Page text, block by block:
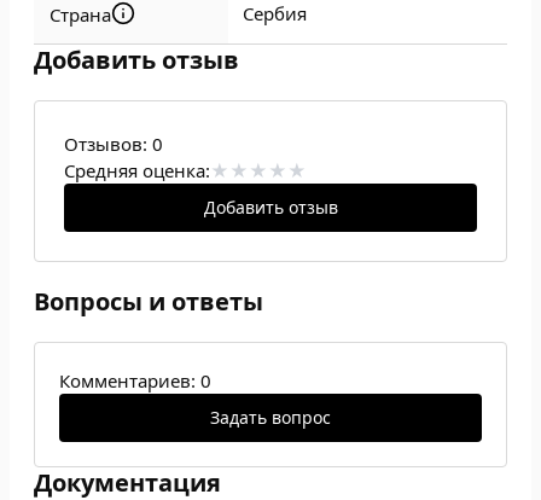
Страна Сербия
Добавить отзыв
Отзывов: 0
Средняя оценка:
Добавить отзыв
Вопросы и ответы
Комментариев: 0
Задать вопрос
Документация